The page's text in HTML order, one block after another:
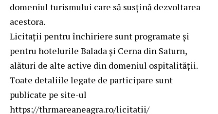
domeniul turismului care să susțină dezvoltarea
acestora.
Licitații pentru închiriere sunt programate și
pentru hotelurile Balada și Cerna din Saturn,
alături de alte active din domeniul ospitalității.
Toate detaliile legate de participare sunt
publicate pe site-ul
https://thrmareaneagra.ro/licitatii/